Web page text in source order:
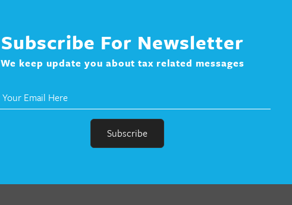
Subscribe For Newsletter
We keep update you about tax related messages